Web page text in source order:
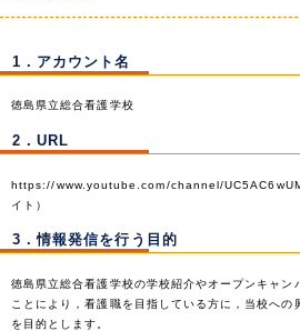
1．アカウント名
徳島県立総合看護学校
2．URL
https://www.youtube.com/channel/
イト）
3．情報発信を行う目的
徳島県立総合看護学校の学校紹介やオープンキャン
ことにより，看護職を目指している方に，当校への
を目的とします。